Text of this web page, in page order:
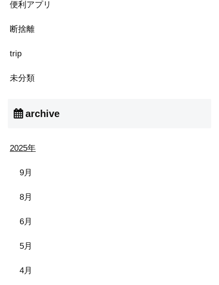
便利アプリ
断捨離
trip
未分類
archive
2025年
9月
8月
6月
5月
4月